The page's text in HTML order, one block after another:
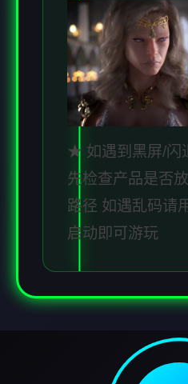
★ 如遇到黑屏/闪
先检查产品是否
路径 如遇乱码请
启动即可游玩